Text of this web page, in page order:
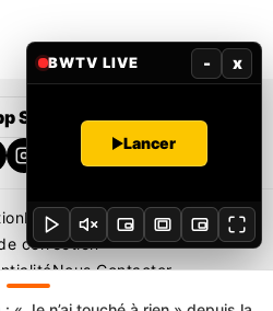
Store Google Play
Rédaction
Mentions légales
correction
Nous Contacter
BWTV LIVE - x
Lancer